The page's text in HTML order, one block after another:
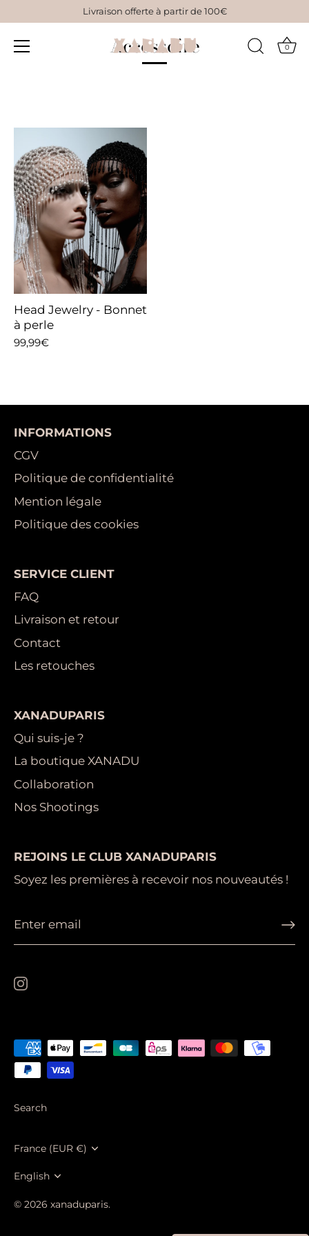
to
content
Livraison offerte à partir de 100€
0
Accessoire
Head Jewelry - Bonnet
à perle
99,99€
INFORMATIONS
CGV
Politique de confidentialité
Mention légale
Politique des cookies
SERVICE CLIENT
FAQ
Livraison et retour
Contact
Les retouches
XANADUPARIS
Qui suis-je ?
La boutique XANADU
Collaboration
Nos Shootings
REJOINS LE CLUB XANADUPARIS
Soyez les premières à recevoir nos nouveautés !
Search
Currency
France (EUR €)
Language
English
© 2026 xanaduparis.